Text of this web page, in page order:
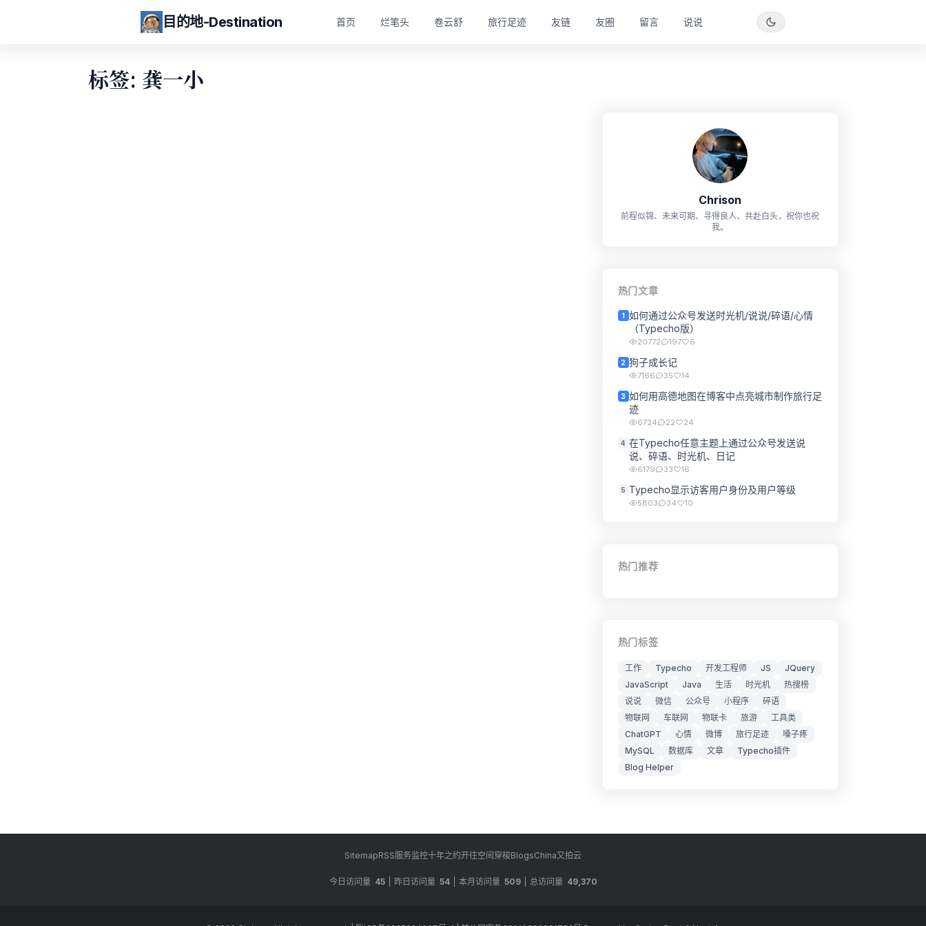
目的地-Destination 首页 烂笔头 卷云舒 旅行足迹 友链 友圈 留言 说说
标签: 龚一小
Chrison
前程似锦、未来可期、寻得良人、共赴白头，祝你也祝
我。
热门文章
1 如何通过公众号发送时光机/说说/碎语/心情
（Typecho版）
20772 197 6
2 狗子成长记
7166 35 14
3 如何用高德地图在博客中点亮城市制作旅行足
迹
6724 22 24
4 在Typecho任意主题上通过公众号发送说
说、碎语、时光机、日记
6179 33 16
5 Typecho显示访客用户身份及用户等级
5803 34 10
热门推荐
热门标签
工作 Typecho 开发工程师 JS
JQuery
JavaScript
Java 生活 时光机
热搜榜
说说
微信 公众号 小程序
碎语
物联网
车联网 物联卡 旅游
工具类
ChatGPT
心情 微博 旅行足迹
嗓子疼
MySQL
数据库 文章
Typecho插件
Blog Helper
SitemapRSS服务监控十年之约开往空间穿梭BlogsChina又拍云
今日访问量 45 昨日访问量 54 本月访问量 509 总访问量 49,370